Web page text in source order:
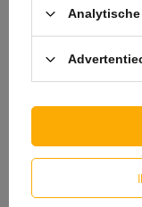
GARANTIE OP
rechtstreeks
100% zeker
de transactie
bouwen onze
wij u volledige
constante
Kies voor